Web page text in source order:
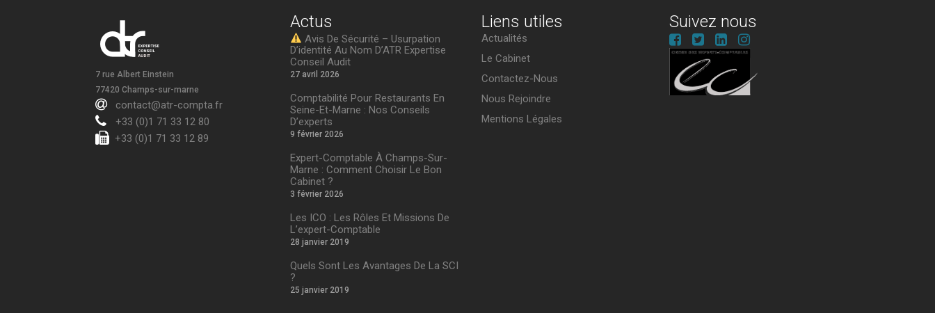
7 rue Albert Einstein
77420 Champs-sur-marne
contact@atr-compta.fr
+33 (0)1 71 33 12 80
+33 (0)1 71 33 12 89
Actus
Avis De Sécurité – Usurpation
D’identité Au Nom D’ATR Expertise
Conseil Audit
27 avril 2026
Comptabilité Pour Restaurants En
Seine-Et-Marne : Nos Conseils
D’experts
9 février 2026
Expert-Comptable À Champs-Sur-
Marne : Comment Choisir Le Bon
Cabinet ?
3 février 2026
Les ICO : Les Rôles Et Missions De
L’expert-Comptable
28 janvier 2019
Quels Sont Les Avantages De La SCI
?
25 janvier 2019
Liens utiles
Actualités
Le Cabinet
Contactez-Nous
Nous Rejoindre
Mentions Légales
Suivez nous